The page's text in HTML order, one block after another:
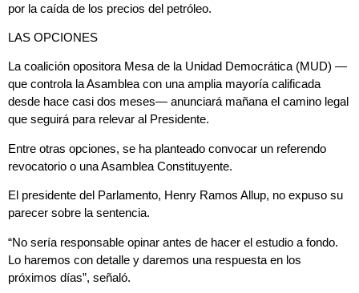
por la caída de los precios del petróleo.
LAS OPCIONES
La coalición opositora Mesa de la Unidad Democrática (MUD) —
que controla la Asamblea con una amplia mayoría calificada
desde hace casi dos meses— anunciará mañana el camino legal
que seguirá para relevar al Presidente.
Entre otras opciones, se ha planteado convocar un referendo
revocatorio o una Asamblea Constituyente.
El presidente del Parlamento, Henry Ramos Allup, no expuso su
parecer sobre la sentencia.
“No sería responsable opinar antes de hacer el estudio a fondo.
Lo haremos con detalle y daremos una respuesta en los
próximos días”, señaló.